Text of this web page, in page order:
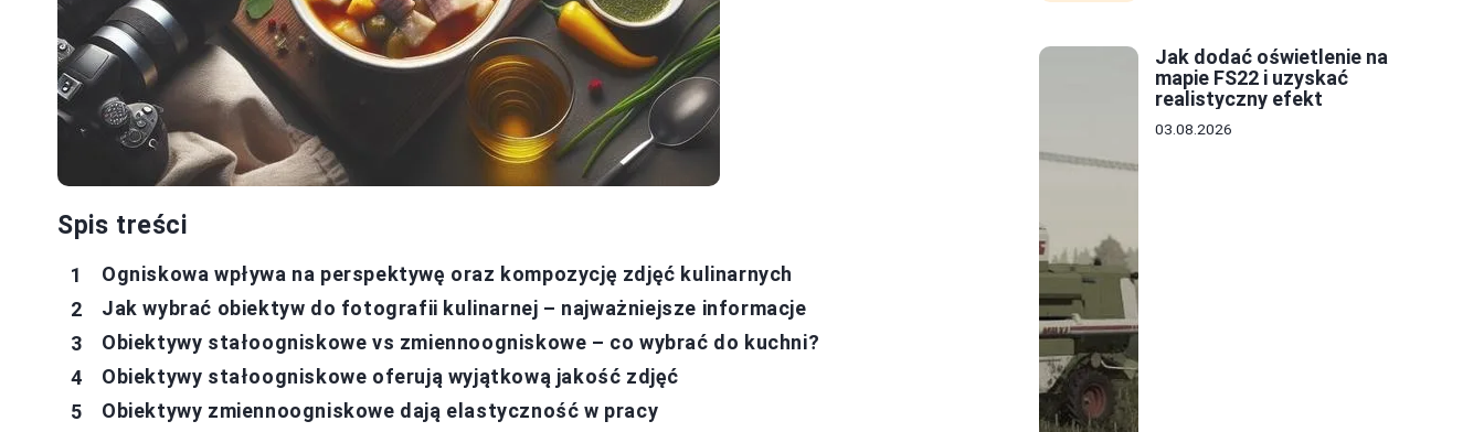
Spis treści
Ogniskowa wpływa na perspektywę oraz kompozycję zdjęć kulinarnych
Jak wybrać obiektyw do fotografii kulinarnej – najważniejsze informacje
Obiektywy stałoogniskowe vs zmiennoogniskowe – co wybrać do kuchni?
Obiektywy stałoogniskowe oferują wyjątkową jakość zdjęć
Obiektywy zmiennoogniskowe dają elastyczność w pracy
Jak dodać oświetlenie na
mapie FS22 i uzyskać
realistyczny efekt
03.08.2026